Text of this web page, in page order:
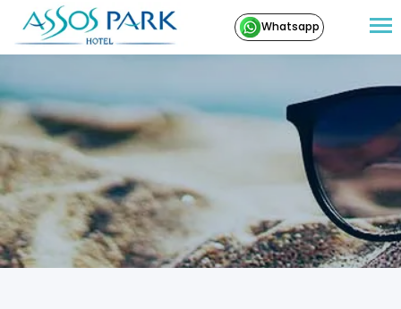
Whatsapp